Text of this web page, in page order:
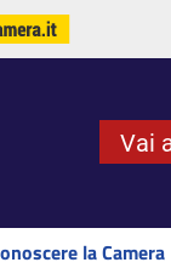
Vai
la Camera